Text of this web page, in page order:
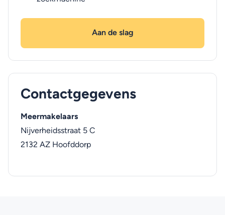
Aan de slag
Contactgegevens
Meermakelaars
Nijverheidsstraat 5 C
2132 AZ Hoofddorp